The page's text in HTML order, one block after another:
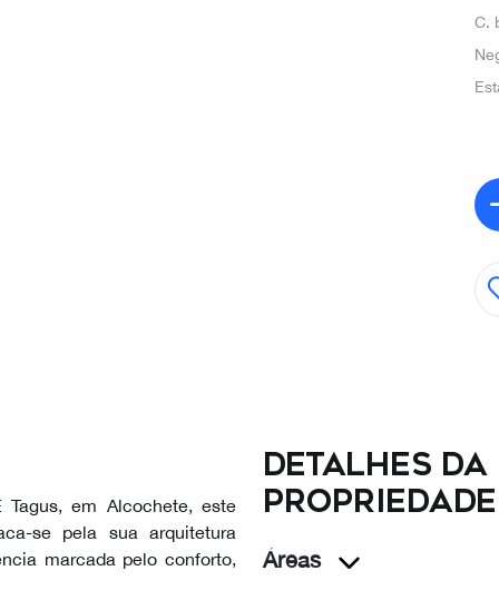
C.
Tagus, em Alcochete, este
se pela sua arquitetura
marcada pelo conforto,
Detalhes da
propriedade
Áreas